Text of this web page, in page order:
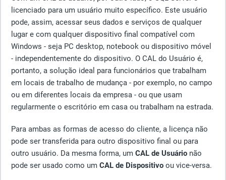
licenciado para um usuário muito específico. Este usuário
pode, assim, acessar seus dados e serviços de qualquer
lugar e com qualquer dispositivo final compatível com
Windows - seja PC desktop, notebook ou dispositivo móvel
- independentemente do dispositivo. O CAL do Usuário é,
portanto, a solução ideal para funcionários que trabalham
em locais de trabalho de mudança - por exemplo, no campo
ou em diferentes locais da empresa - ou que usam
regularmente o escritório em casa ou trabalham na estrada.
Para ambas as formas de acesso do cliente, a licença não
pode ser transferida para outro dispositivo final ou para
outro usuário. Da mesma forma, um CAL de Usuário não
pode ser usado como um CAL de Dispositivo ou vice-versa.